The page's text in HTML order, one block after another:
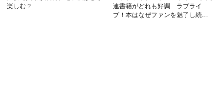
楽しむ？
連書籍がどれも好調 ラブライ
ブ！本はなぜファンを魅了し続け